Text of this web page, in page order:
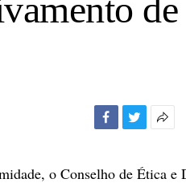
o Conselho de Ética e